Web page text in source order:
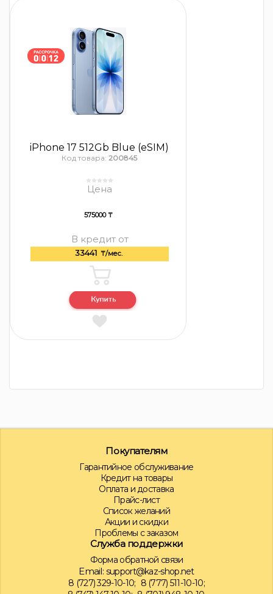
iPhone 17 512Gb Blue (eSIM)
Код товара: 200845
Цена
575000 ₸
В кредит от
33441 ₸/мес.
Покупателям
Гарантийное обслуживание
Кредит на товары
Оплата и доставка
Прайс-лист
Список желаний
Акции и скидки
Проблемы с заказом
Служба поддержки
Форма обратной связи
Email: support@kaz-shop.net
8 (727) 329-10-10; 8 (777) 511-10-10;